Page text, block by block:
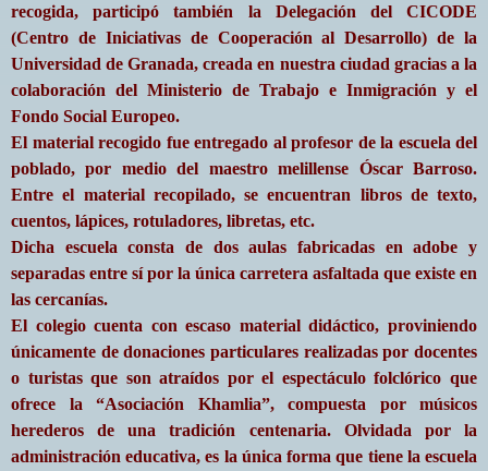
recogida, participó también la Delegación del CICODE
(Centro de Iniciativas de Cooperación al Desarrollo) de la
Universidad de Granada, creada en nuestra ciudad gracias a la
colaboración del Ministerio de Trabajo e Inmigración y el
Fondo Social Europeo.
El material recogido fue entregado al profesor de la escuela del
poblado, por medio del maestro melillense Óscar Barroso.
Entre el material recopilado, se encuentran libros de texto,
cuentos, lápices, rotuladores, libretas, etc.
Dicha escuela consta de dos aulas fabricadas en adobe y
separadas entre sí por la única carretera asfaltada que existe en
las cercanías.
El colegio cuenta con escaso material didáctico, proviniendo
únicamente de donaciones particulares realizadas por docentes
o turistas que son atraídos por el espectáculo folclórico que
ofrece la “Asociación Khamlia”, compuesta por músicos
herederos de una tradición centenaria. Olvidada por la
administración educativa, es la única forma que tiene la escuela